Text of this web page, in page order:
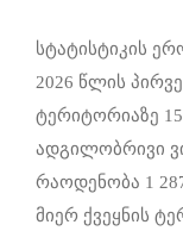
სტატისტიკის
2026 წლის
ტერიტორიაზე
ადგილობრივი
რაოდენობა 1
მიერ ქვეყნის